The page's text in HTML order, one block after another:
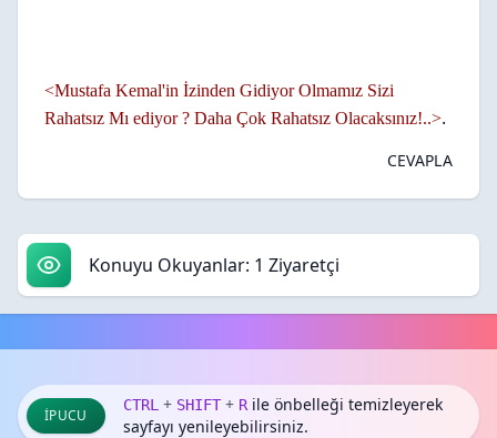
<Mustafa Kemal'in İzinden Gidiyor Olmamız Sizi
Rahatsız Mı ediyor ? Daha Çok Rahatsız Olacaksınız!..>.
CEVAPLA
Konuyu Okuyanlar: 1 Ziyaretçi
İPUCU
CTRL + SHIFT + Rile önbelleği temizleyerek
sayfayı yenileyebilirsiniz.